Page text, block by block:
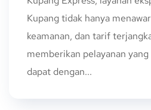
Kupang tidak hanya
keamanan, dan tarif
memberikan pelayanan
dapat dengan...